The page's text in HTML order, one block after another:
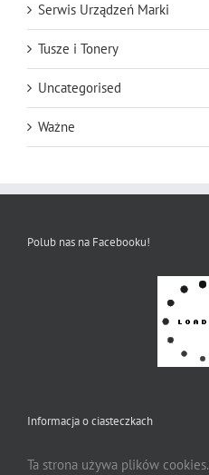
Serwis Urządzeń Marki
Tusze i Tonery
Uncategorised
Ważne
Polub nas na Facebooku!
Informacja o ciasteczkach
Ta strona używa plików cookies.